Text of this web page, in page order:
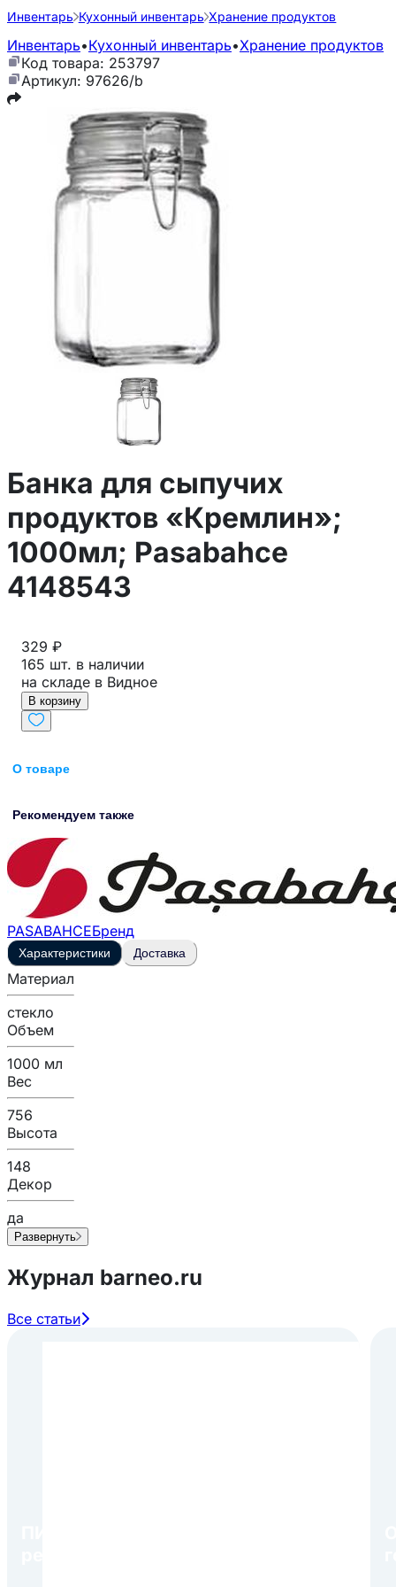
Инвентарь Кухонный инвентарь Хранение продуктов
Инвентарь•Кухонный инвентарь•Хранение продуктов
Код товара: 253797
Артикул: 97626/b
Банка для сыпучих
продуктов «Кремлин»;
1000мл; Pasabahce
4148543
329 ₽
165 шт. в наличии
на складе в Видное
В корзину
О товаре
Рекомендуем также
PASABAHCEБренд
Характеристики Доставка
Материал
стекло
Объем
1000 мл
Вес
756
Высота
148
Декор
да
Развернуть
Журнал barneo.ru
Все статьи